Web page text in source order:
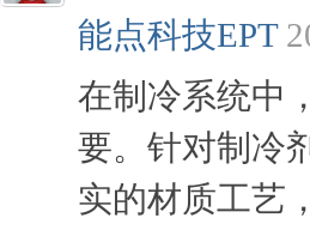
能点科技EPT
在制冷系统中
要。针对制冷
实的材质工艺